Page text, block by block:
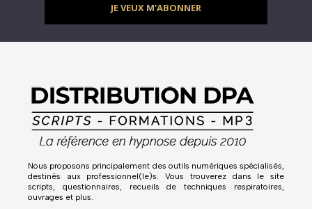
JE VEUX M'ABONNER
Nous proposons principalement des outils numériques spécialisés,
destinés aux professionnel(le)s. Vous trouverez dans le site
scripts, questionnaires, recueils de techniques respiratoires,
ouvrages et plus.